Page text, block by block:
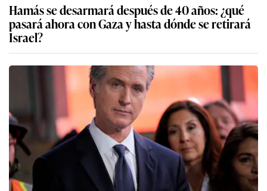
Hamás se desarmará después de 40 años: ¿qué
pasará ahora con Gaza y hasta dónde se retirará
Israel?